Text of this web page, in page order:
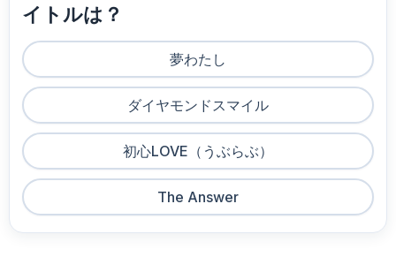
イトルは？
夢わたし
ダイヤモンドスマイル
初心LOVE（うぶらぶ）
The Answer